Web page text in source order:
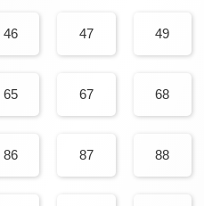
46 47 49
65 67 68
86 87 88